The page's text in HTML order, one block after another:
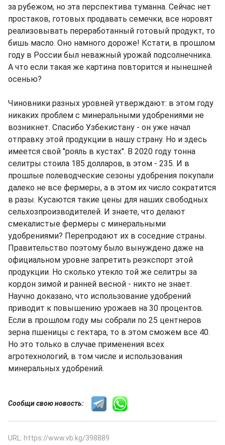
за рубежом, но эта перспектива туманна. Сейчас нет
простаков, готовых продавать семечки, все норовят
реализовывать переработанный готовый продукт, то
бишь масло. Оно намного дороже! Кстати, в прошлом
году в России был неважный урожай подсолнечника.
А что если такая же картина повторится и нынешней
осенью?
Чиновники разных уровней утверждают: в этом году
никаких проблем с минеральными удобрениями не
возникнет. Спасибо Узбекистану - он уже начал
отправку этой продукции в нашу страну. Но и здесь
имеется свой "рояль в кустах". В 2020 году тонна
селитры стоила 185 долларов, в этом - 235. И в
прошлые полеводческие сезоны удобрения покупали
далеко не все фермеры, а в этом их число сократится
в разы. Кусаются такие цены для наших свободных
сельхозпроизводителей. И знаете, что делают
смекалистые фермеры с минеральными
удобрениями? Перепродают их в соседние страны.
Правительство поэтому было вынуждено даже на
официальном уровне запретить реэкспорт этой
продукции. Но сколько утекло той же селитры за
кордон зимой и ранней весной - никто не знает.
Научно доказано, что использование удобрений
приводит к повышению урожаев на 30 процентов.
Если в прошлом году мы собрали по 25 центнеров
зерна пшеницы с гектара, то в этом сможем все 40.
Но это только в случае применения всех
агротехнологий, в том числе и использования
минеральных удобрений.
Сообщи свою новость:
URL: https://www.vb.kg/398889